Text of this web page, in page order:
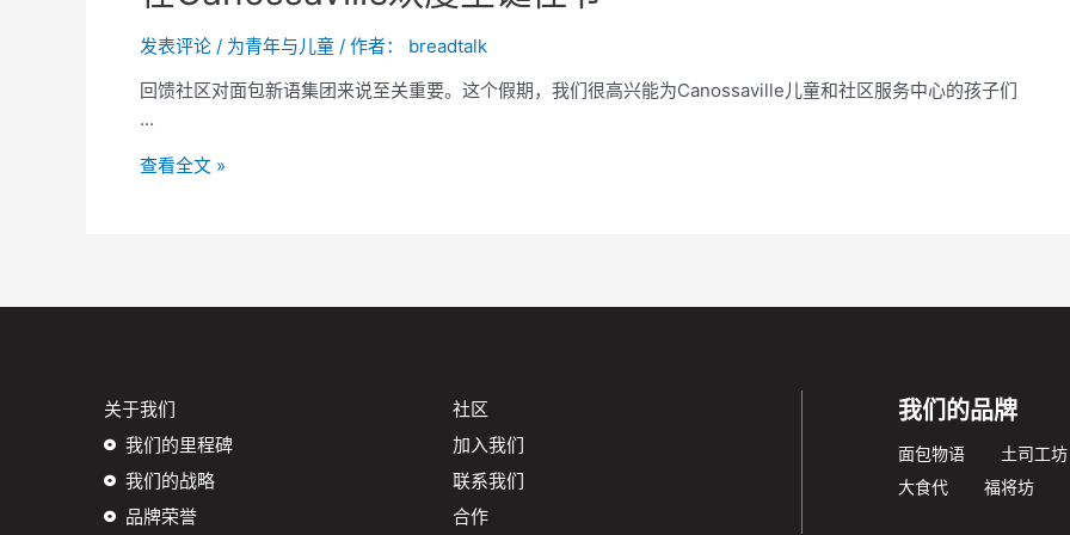
发表评论 / 为青年与儿童 / 作者：
breadtalk
回馈社区对面包新语集团来说至关重要。这个假期，我们很高兴能为Canossaville儿童和社区服务中心的孩子们
…
查看全文 »
关于我们
我们的里程碑
我们的战略
品牌荣誉
社区
加入我们
联系我们
合作
我们的品牌
面包物语 土司工坊
大食代
福将坊